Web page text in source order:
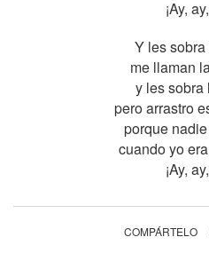
¡Ay,
Y les
me llaman
y les sobra
pero arrastro
porque
cuando yo
¡Ay,
COMPÁRTELO